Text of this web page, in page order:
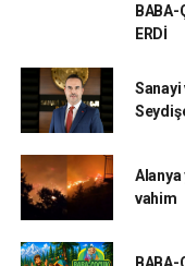
BABA-
ERDİ
Sanayi
Alanya
vahim
BABA-